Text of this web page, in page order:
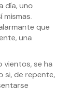
día, uno
que
una
vientos, se ha
si, de repente,